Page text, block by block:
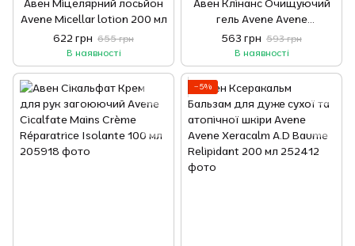
Авен Міцелярний лосьйон
Avene Micellar lotion 200 мл
622 грн 655 грн
В наявності
Авен Клінанс Очищуючий
гель Avene Avene
Cleanance Gel nettoyant
200 мл
563 грн 593 грн
В наявності
−5%